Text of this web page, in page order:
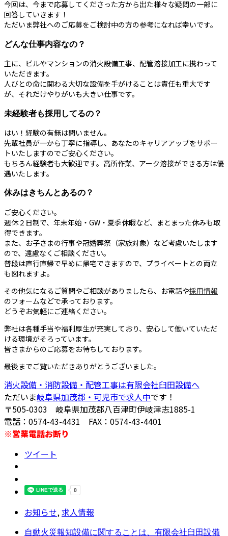
今回は、今まで応募してくださった方から出た様々な疑問の一部に
回答していきます！
ただいま弊社へのご応募をご検討中の方の参考になれば幸いです。
どんな仕事内容なの？
主に、ビルやマンションの消火設備工事、配管溶接加工に携わって
いただきます。
人びとの命に関わる大切な設備を手がけることは責任も重大です
が、それだけやりがいも大きい仕事です。
未経験者も採用してるの？
はい！経験の有無は問いません。
先輩社員が一から丁寧に指導し、あなたのキャリアアップをサポー
トいたしますのでご安心ください。
もちろん経験者も大歓迎です。高所作業、アーク溶接ができる方は優
遇いたします。
休みはきちんとあるの？
ご安心ください。
週休２日制で、年末年始・GW・夏季休暇など、まとまった休みも取
得できます。
また、お子さまの行事や冠婚葬祭（家族対象）など考慮いたします
ので、遠慮なくご相談ください。
普段は直行直帰で早めに帰宅できますので、プライベートとの両立
も図れますよ。
その他気になるご質問やご相談がありましたら、お電話や採用情報
のフォームなどで承っております。
どうぞお気軽にご連絡ください。
弊社は各種手当や福利厚生が充実しており、安心して働いていただ
ける環境がそろっています。
皆さまからのご応募をお待ちしております。
最後までご覧いただきありがとうございました。
消火設備・消防設備・配管工事は有限会社臼田設備へ
ただいま岐阜県加茂郡・可児市で求人中です！
〒505-0303 岐阜県加茂郡八百津町伊岐津志1885-1
電話：0574-43-4431 FAX：0574-43-4401
※営業電話お断り
ツイート
お知らせ, 求人情報
自動火災報知設備に関することは、有限会社臼田設備